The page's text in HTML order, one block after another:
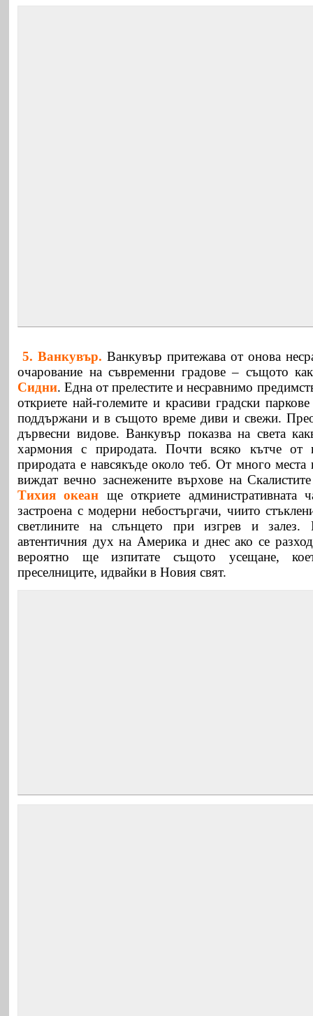
5. Ванкувър. Ванкувър притежава от онова
очарование на съвременни градове – същото
Сидни. Една от прелестите и несравнимо
откриете най-големите и красиви градски
поддържани и в същото време диви и свежи.
дървесни видове. Ванкувър показва на света
хармония с природата. Почти всяко кътче от
природата е навсякъде около теб. От много места
виждат вечно заснежените върхове на
Тихия океан ще откриете административната
застроена с модерни небостъргачи, чиито
светлините на слънцето при изгрев и залез.
автентичния дух на Америка и днес ако се
вероятно ще изпитате същото усещане,
преселниците, идвайки в Новия свят.